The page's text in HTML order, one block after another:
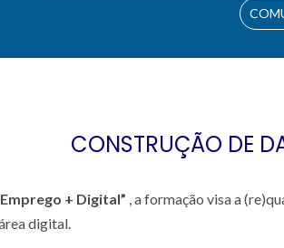
CONSTRUÇÃO DE
+ Digital” , a formação visa a
digital.